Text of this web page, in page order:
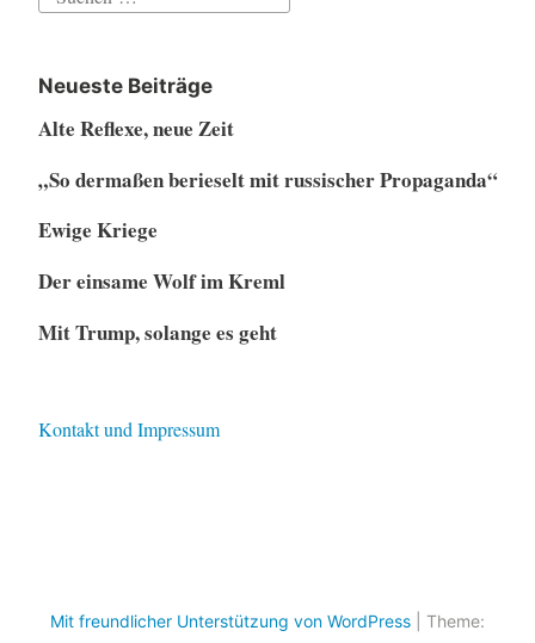
Neueste Beiträge
Alte Reflexe, neue Zeit
„So dermaßen berieselt mit russischer Propaganda“
Ewige Kriege
Der einsame Wolf im Kreml
Mit Trump, solange es geht
Kontakt und Impressum
Mit freundlicher Unterstützung von WordPress
Theme: